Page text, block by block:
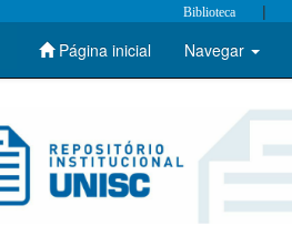
Biblioteca |
Página inicial Navegar